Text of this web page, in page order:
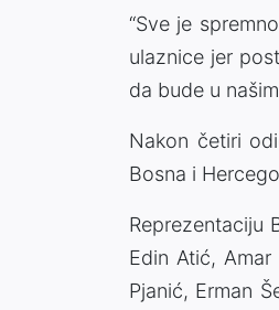
“Sve je
ulaznice jer
da bude u
Nakon četiri
Bosna i
Reprezentaciju
Edin Atić,
Pjanić, Erman